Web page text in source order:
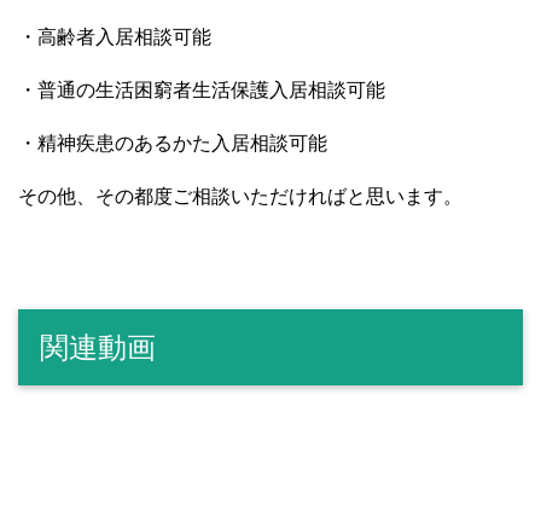
・高齢者入居相談可能
・普通の生活困窮者生活保護入居相談可能
・精神疾患のあるかた入居相談可能
その他、その都度ご相談いただければと思います。
関連動画